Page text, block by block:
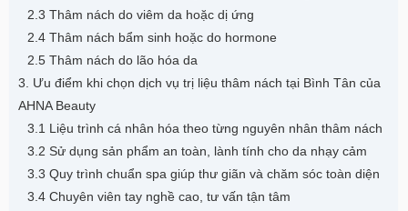
2.3 Thâm nách do viêm da hoặc dị ứng
2.4 Thâm nách bẩm sinh hoặc do hormone
2.5 Thâm nách do lão hóa da
3. Ưu điểm khi chọn dịch vụ trị liệu thâm nách tại Bình Tân của
AHNA Beauty
3.1 Liệu trình cá nhân hóa theo từng nguyên nhân thâm nách
3.2 Sử dụng sản phẩm an toàn, lành tính cho da nhạy cảm
3.3 Quy trình chuẩn spa giúp thư giãn và chăm sóc toàn diện
3.4 Chuyên viên tay nghề cao, tư vấn tận tâm